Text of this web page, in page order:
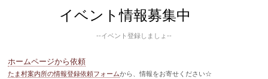
イベント情報募集中
--イベント登録しましょ--
ホームページから依頼
たま村案内所の情報登録依頼フォームから、情報をお寄せください☆